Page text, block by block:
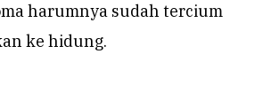
harumnya sudah tercium
ke hidung.